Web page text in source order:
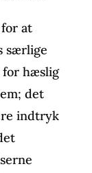
at
særlige
for hæslig
det
indtryk